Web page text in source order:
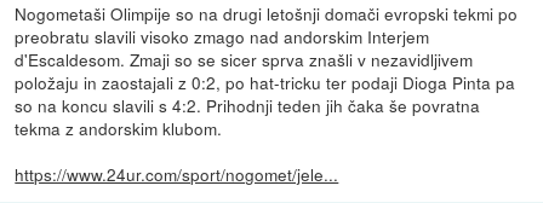
Nogometaši Olimpije so na drugi letošnji domači evropski tekmi po
preobratu slavili visoko zmago nad andorskim Interjem
d'Escaldesom. Zmaji so se sicer sprva znašli v nezavidljivem
položaju in zaostajali z 0:2, po hat-tricku ter podaji Dioga Pinta pa
so na koncu slavili s 4:2. Prihodnji teden jih čaka še povratna
tekma z andorskim klubom.
https://www.24ur.com/sport/nogomet/jele...